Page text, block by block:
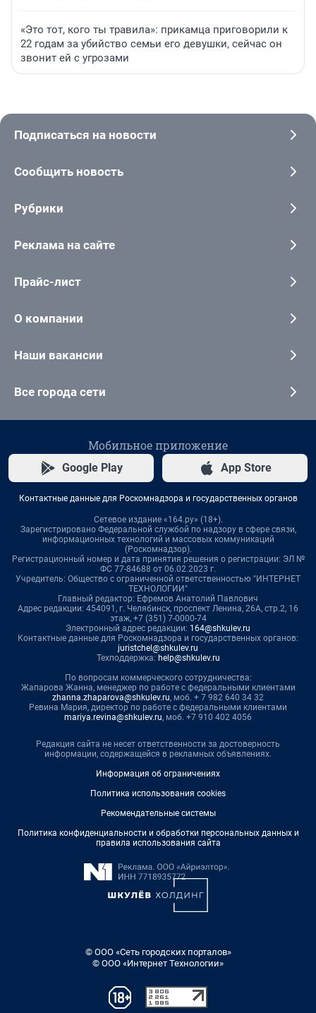
«Это тот, кого ты травила»: прикамца приговорили к
22 годам за убийство семьи его девушки, сейчас он
звонит ей с угрозами
Подписаться на новости
Сообщить новость
Рубрики
Реклама на сайте
Прайс-лист
О компании
Наши вакансии
Все города сети
Мобильное приложение
Google Play App Store
Контактные данные для Роскомнадзора и государственных органов
Сетевое издание «164.ру» (18+).
Зарегистрировано Федеральной службой по надзору в сфере связи,
информационных технологий и массовых коммуникаций
(Роскомнадзор).
Регистрационный номер и дата принятия решения о регистрации: ЭЛ №
ФС 77-84688 от 06.02.2023 г.
Учредитель: Общество с ограниченной ответственностью "ИНТЕРНЕТ
ТЕХНОЛОГИИ"
Главный редактор: Ефремов Анатолий Павлович
Адрес редакции: 454091, г. Челябинск, проспект Ленина, 26А, стр.2, 16
этаж, +7 (351) 7-0000-74
Электронный адрес редакции: 164@shkulev.ru
Контактные данные для Роскомнадзора и государственных органов:
juristchel@shkulev.ru
Техподдержка: help@shkulev.ru
По вопросам коммерческого сотрудничества:
Жапарова Жанна, менеджер по работе с федеральными клиентами
zhanna.zhaparova@shkulev.ru, моб. + 7 982 640 34 32
Ревина Мария, директор по работе с федеральными клиентами
mariya.revina@shkulev.ru, моб. +7 910 402 4056
Редакция сайта не несет ответственности за достоверность
информации, содержащейся в рекламных объявлениях.
Информация об ограничениях
Политика использования cookies
Рекомендательные системы
Политика конфиденциальности и обработки персональных данных и
правила использования сайта
© ООО «Сеть городских порталов»
© ООО «Интернет Технологии»